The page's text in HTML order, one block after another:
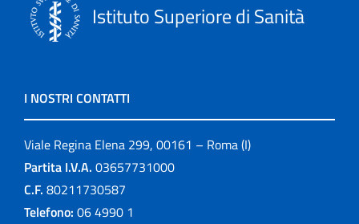
Istituto Superiore di Sanità
I NOSTRI CONTATTI
Viale Regina Elena 299, 00161 – Roma (I)
Partita I.V.A. 03657731000
C.F. 80211730587
Telefono: 06 4990 1